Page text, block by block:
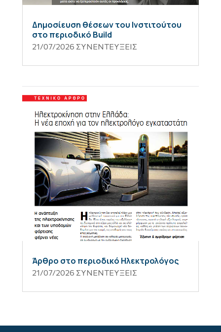
Δημοσίευση θέσεων του Ινστιτούτου
στο περιοδικό Build
21/07/2026 ΣΥΝΕΝΤΕΥΞΕΙΣ
Άρθρο στο περιοδικό Ηλεκτρολόγος
21/07/2026 ΣΥΝΕΝΤΕΥΞΕΙΣ